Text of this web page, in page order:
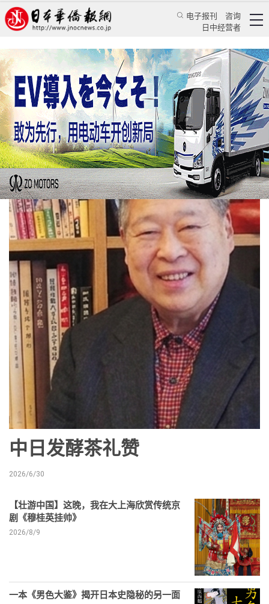
电子报刊
咨询
日中经营者
中日发酵茶礼赞
2026/6/30
【壮游中国】这晚，我在大上海欣赏传统京
剧《穆桂英挂帅》
2026/8/9
一本《男色大鉴》揭开日本史隐秘的另一面